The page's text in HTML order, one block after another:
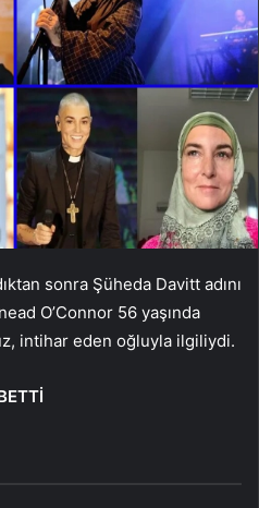
sonra Şüheda Davitt adını
O’Connor 56 yaşında
intihar eden oğluyla ilgiliydi.